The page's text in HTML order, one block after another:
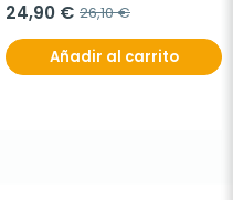
24,90 € 26,10 €
Añadir al carrito